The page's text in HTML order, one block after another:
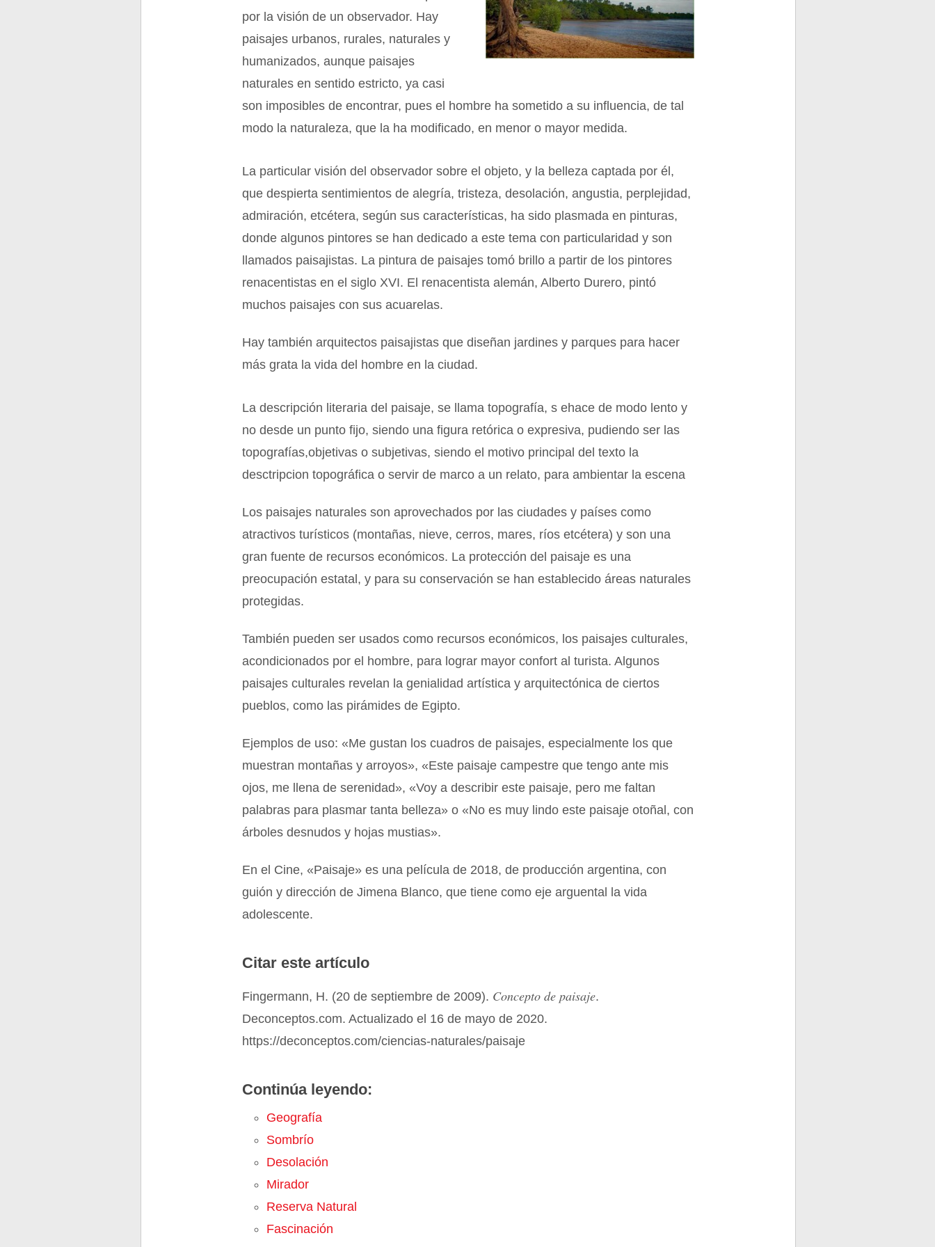
por la visión de un observador. Hay
paisajes urbanos, rurales, naturales y
humanizados, aunque paisajes
naturales en sentido estricto, ya casi
son imposibles de encontrar, pues el hombre ha sometido a su influencia, de tal
modo la naturaleza, que la ha modificado, en menor o mayor medida.
La particular visión del observador sobre el objeto, y la belleza captada por él,
que despierta sentimientos de alegría, tristeza, desolación, angustia, perplejidad,
admiración, etcétera, según sus características, ha sido plasmada en pinturas,
donde algunos pintores se han dedicado a este tema con particularidad y son
llamados paisajistas. La pintura de paisajes tomó brillo a partir de los pintores
renacentistas en el siglo XVI. El renacentista alemán, Alberto Durero, pintó
muchos paisajes con sus acuarelas.
Hay también arquitectos paisajistas que diseñan jardines y parques para hacer
más grata la vida del hombre en la ciudad.
La descripción literaria del paisaje, se llama topografía, s ehace de modo lento y
no desde un punto fijo, siendo una figura retórica o expresiva, pudiendo ser las
topografías,objetivas o subjetivas, siendo el motivo principal del texto la
desctripcion topográfica o servir de marco a un relato, para ambientar la escena
Los paisajes naturales son aprovechados por las ciudades y países como
atractivos turísticos (montañas, nieve, cerros, mares, ríos etcétera) y son una
gran fuente de recursos económicos. La protección del paisaje es una
preocupación estatal, y para su conservación se han establecido áreas naturales
protegidas.
También pueden ser usados como recursos económicos, los paisajes culturales,
acondicionados por el hombre, para lograr mayor confort al turista. Algunos
paisajes culturales revelan la genialidad artística y arquitectónica de ciertos
pueblos, como las pirámides de Egipto.
Ejemplos de uso: «Me gustan los cuadros de paisajes, especialmente los que
muestran montañas y arroyos», «Este paisaje campestre que tengo ante mis
ojos, me llena de serenidad», «Voy a describir este paisaje, pero me faltan
palabras para plasmar tanta belleza» o «No es muy lindo este paisaje otoñal, con
árboles desnudos y hojas mustias».
En el Cine, «Paisaje» es una película de 2018, de producción argentina, con
guión y dirección de Jimena Blanco, que tiene como eje arguental la vida
adolescente.
Citar este artículo
Fingermann, H. (20 de septiembre de 2009). Concepto de paisaje.
Deconceptos.com. Actualizado el 16 de mayo de 2020.
https://deconceptos.com/ciencias-naturales/paisaje
Continúa leyendo:
Geografía
Sombrío
Desolación
Mirador
Reserva Natural
Fascinación